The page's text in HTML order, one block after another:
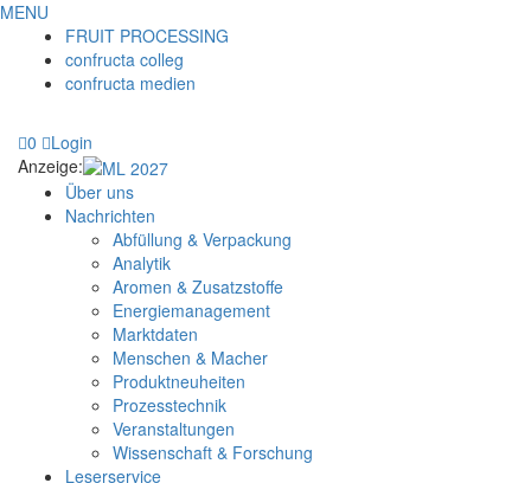
MENU
FRUIT PROCESSING
confructa colleg
confructa medien
0
Login
Anzeige:
Über uns
Nachrichten
Abfüllung & Verpackung
Analytik
Aromen & Zusatzstoffe
Energiemanagement
Marktdaten
Menschen & Macher
Produktneuheiten
Prozesstechnik
Veranstaltungen
Wissenschaft & Forschung
Leserservice